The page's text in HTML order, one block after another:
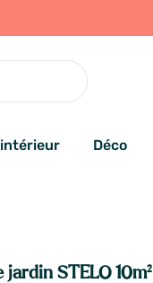
Déco
STELO 10m²